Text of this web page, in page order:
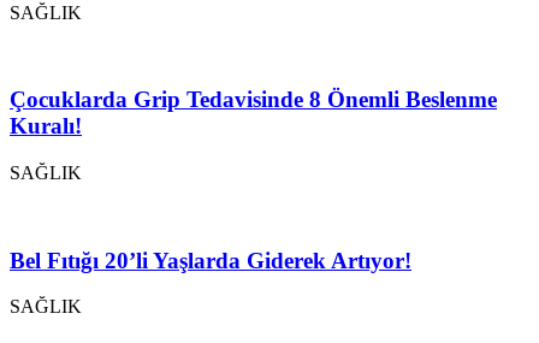
SAĞLIK
Çocuklarda Grip Tedavisinde 8 Önemli Beslenme
Kuralı!
SAĞLIK
Bel Fıtığı 20’li Yaşlarda Giderek Artıyor!
SAĞLIK